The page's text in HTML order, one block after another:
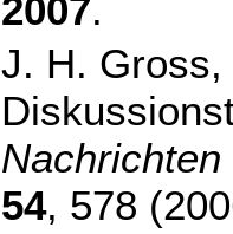
2007.
J. H. Gross,
54, 578